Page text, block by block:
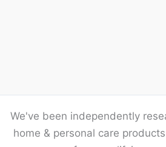
We've been independently
home & personal care